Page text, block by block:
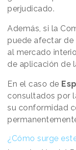
perjudicado.
Además, si la
puede afectar
al mercado
de aplicación de
En el caso de
consultados por
su conformidad
¿Cómo surge